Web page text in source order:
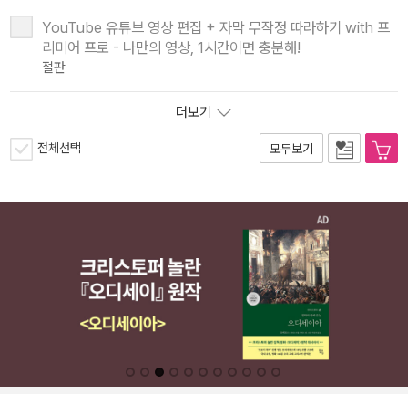
YouTube 유튜브 영상 편집 + 자막 무작정 따라하기 with 프
리미어 프로 - 나만의 영상, 1시간이면 충분해!
절판
더보기
전체선택 모두보기